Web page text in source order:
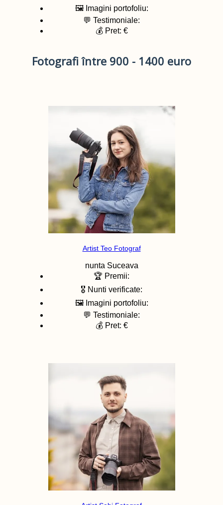
🖼️ Imagini portofoliu:
💬 Testimoniale:
💰 Pret: €
Fotografi între 900 - 1400 euro
Artist Teo Fotograf
nunta Suceava
🏆 Premii:
🎖️ Nunti verificate:
🖼️ Imagini portofoliu:
💬 Testimoniale:
💰 Pret: €